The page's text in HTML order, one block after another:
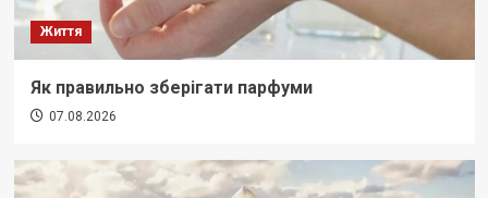
Життя
Як правильно зберігати парфуми
07.08.2026